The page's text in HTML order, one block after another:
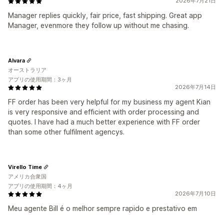
Manager replies quickly, fair price, fast shipping. Great app
Manager, evenmore they follow up without me chasing.
2026年7月14日
FF order has been very helpful for my business my agent Kian
is very responsive and efficient with order processing and
quotes. I have had a much better experience with FF order
than some other fulfilment agencys.
Alvara
オーストラリア
アプリの使用期間：3ヶ月
2026年7月10日
Meu agente Bill é o melhor sempre rapido e prestativo em
Virello Time
アメリカ合衆国
アプリの使用期間：4ヶ月